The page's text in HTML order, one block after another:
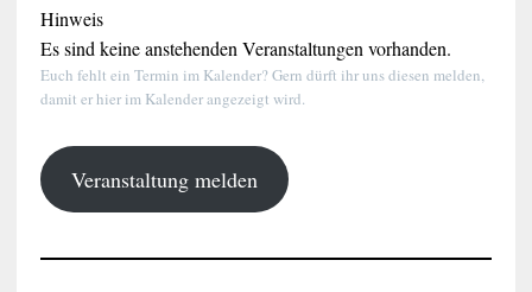
Hinweis
Es sind keine anstehenden Veranstaltungen vorhanden.
Euch fehlt ein Termin im Kalender? Gern dürft ihr uns diesen melden,
damit er hier im Kalender angezeigt wird.
Veranstaltung melden